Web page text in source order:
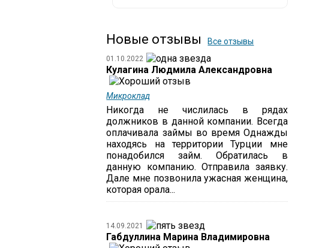
Новые отзывы Все отзывы
01.10.2022
Кулагина Людмила Александровна
Микроклад
Никогда не числилась в рядах
должников в данной компании. Всегда
оплачивала займы во время Однажды
находясь на территории Турции мне
понадобился займ. Обратилась в
данную компанию. Отправила заявку.
Дале мне позвонила ужасная женщина,
которая орала...
14.09.2021
Габдуллина Марина Владимировна